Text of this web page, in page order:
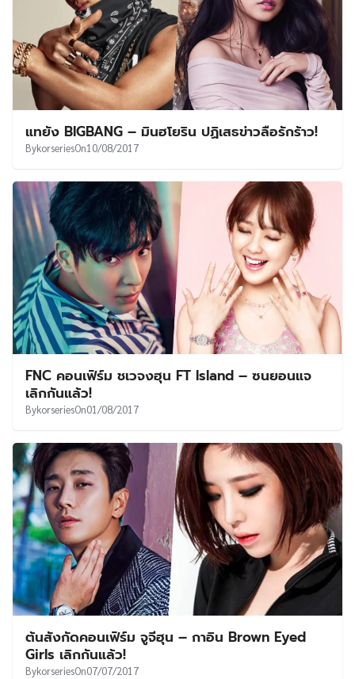
แทยัง BIGBANG – มินฮโยริน ปฏิเสธข่าวลือรักร้าว!
BykorseriesOn10/08/2017
FNC คอนเฟิร์ม ชเวจงฮุน FT Island – ซนยอนแจ
เลิกกันแล้ว!
BykorseriesOn01/08/2017
ต้นสังกัดคอนเฟิร์ม จูจีฮุน – กาอิน Brown Eyed
Girls เลิกกันแล้ว!
BykorseriesOn07/07/2017